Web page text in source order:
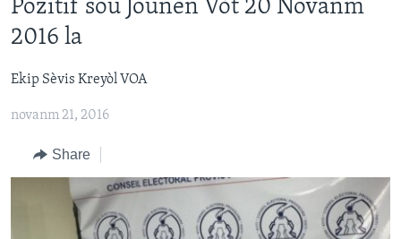
Skip
to
main
Navigation
Skip
Search
AMERIK LATIN
VIDEO
FLASHPOINT IKRÈN
Learning English
Pozitif sou Jounen Vòt 20 Novanm
2016 la
Ekip Sèvis Kreyòl VOA
novanm 21, 2016
Share